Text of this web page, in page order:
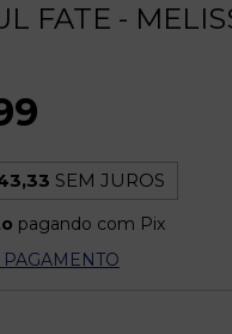
FATE -
SEM JUROS
pagando com Pix